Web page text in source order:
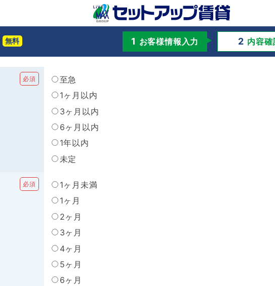
お客様情報入力 内容確
至急
1ヶ月以内
3ヶ月以内
6ヶ月以内
1年以内
未定
1ヶ月未満
1ヶ月
2ヶ月
3ヶ月
4ヶ月
5ヶ月
6ヶ月